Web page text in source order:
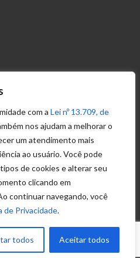
com a Lei nº 13.709, de
nos ajudam a melhorar o
um atendimento mais
ao usuário. Você pode
de cookies e alterar seu
clicando em
continuar navegando, você
de Privacidade.
todos Aceitar todos